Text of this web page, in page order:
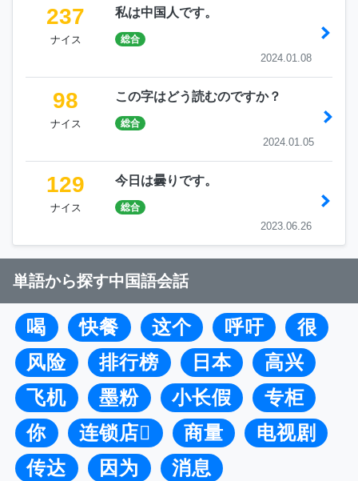
237
ナイス
私は中国人です。
総合
2024.01.08
98
ナイス
この字はどう読むのですか？
総合
2024.01.05
129
ナイス
今日は曇りです。
総合
2023.06.26
単語から探す中国語会話
喝 快餐 这个 呼吁
很
风险
排行榜 日本
高兴
飞机
墨粉 小长假
专柜
你
连锁店 商量
电视剧
传达
因为 消息